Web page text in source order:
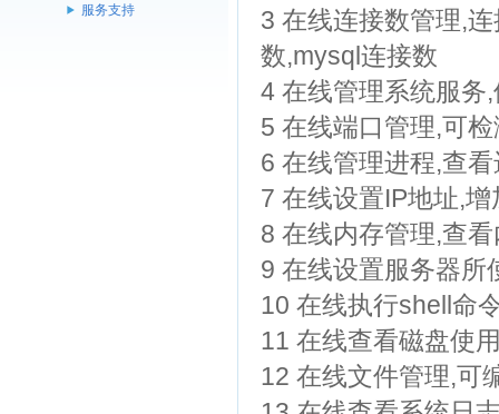
服务支持
3 在线连接数管理,
数,mysql连接数
4 在线管理系统服务
5 在线端口管理,可
6 在线管理进程,查
7 在线设置IP地址,增
8 在线内存管理,查
9 在线设置服务器所
10 在线执行shell命
11 在线查看磁盘使
12 在线文件管理,可